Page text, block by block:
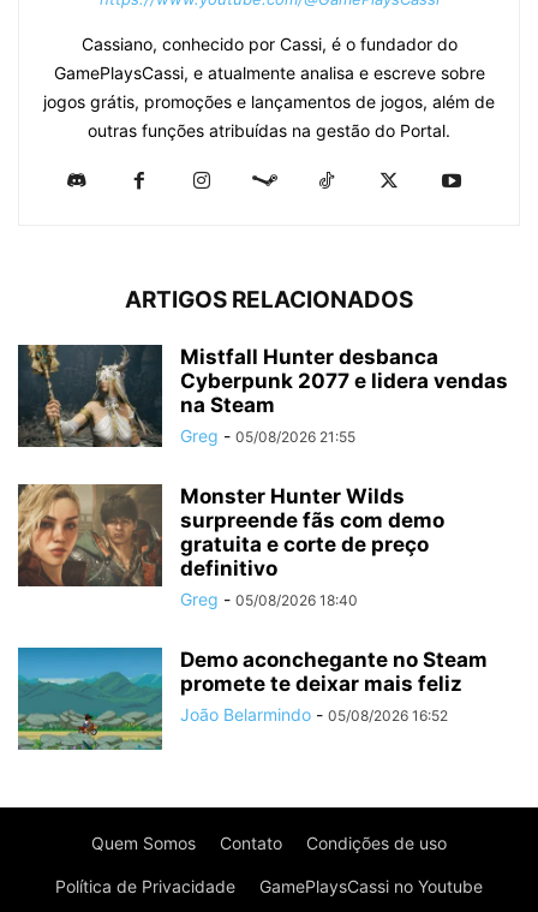
Cassiano, conhecido por Cassi, é o fundador do
GamePlaysCassi, e atualmente analisa e escreve sobre
jogos grátis, promoções e lançamentos de jogos, além de
outras funções atribuídas na gestão do Portal.
ARTIGOS RELACIONADOS
Mistfall Hunter desbanca
Cyberpunk 2077 e lidera vendas
na Steam
Greg - 05/08/2026 21:55
Monster Hunter Wilds
surpreende fãs com demo
gratuita e corte de preço
definitivo
Greg - 05/08/2026 18:40
Demo aconchegante no Steam
promete te deixar mais feliz
João Belarmindo - 05/08/2026 16:52
Quem Somos Contato Condições de uso
Política de Privacidade GamePlaysCassi no Youtube